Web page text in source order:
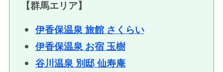
【群馬エリア】
伊香保温泉 旅館 さくらい
伊香保温泉 お宿 玉樹
谷川温泉 別邸 仙寿庵